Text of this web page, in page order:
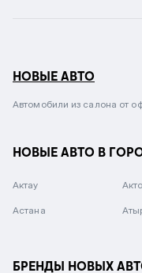
НОВЫЕ АВТО
Автомобили из салона от
НОВЫЕ АВТО В
Актау
Астана
БРЕНДЫ НОВЫХ